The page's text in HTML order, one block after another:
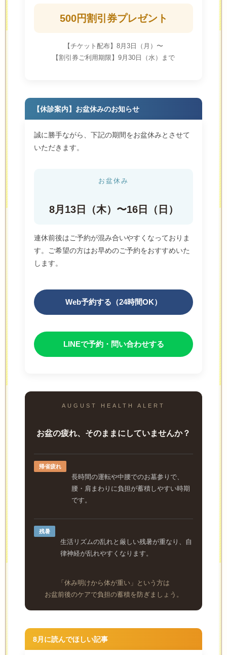
500円割引券プレゼント
【チケット配布】8月3日（月）〜
【割引券ご利用期限】9月30日（水）まで
【休診案内】お盆休みのお知らせ
誠に勝手ながら、下記の期間をお盆休みとさせて
いただきます。
お盆休み
8月13日（木）〜16日（日）
連休前後はご予約が混み合いやすくなっておりま
す。ご希望の方はお早めのご予約をおすすめいた
します。
Web予約する（24時間OK）
LINEで予約・問い合わせする
AUGUST HEALTH ALERT
お盆の疲れ、そのままにしていませんか？
帰省疲れ
長時間の運転や中腰でのお墓参りで、
腰・肩まわりに負担が蓄積しやすい時期
です。
残暑
生活リズムの乱れと厳しい残暑が重なり、自
律神経が乱れやすくなります。
「休み明けから体が重い」という方は
お盆前後のケアで負担の蓄積を防ぎましょう。
8月に読んでほしい記事